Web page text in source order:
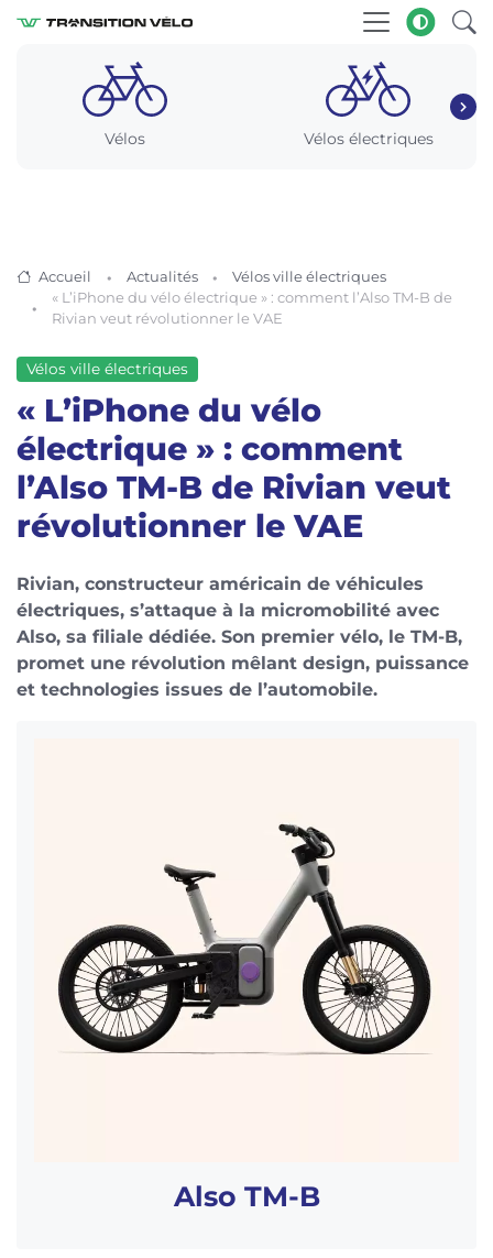
Vélos Vélos électriques
Accueil Actualités
Vélos ville électriques
« L’iPhone du vélo électrique » : comment l’Also TM-B de
Rivian veut révolutionner le VAE
Vélos ville électriques
« L’iPhone du vélo
électrique » : comment
l’Also TM-B de Rivian veut
révolutionner le VAE
Rivian, constructeur américain de véhicules
électriques, s’attaque à la micromobilité avec
Also, sa filiale dédiée. Son premier vélo, le TM-B,
promet une révolution mêlant design, puissance
et technologies issues de l’automobile.
Also TM-B